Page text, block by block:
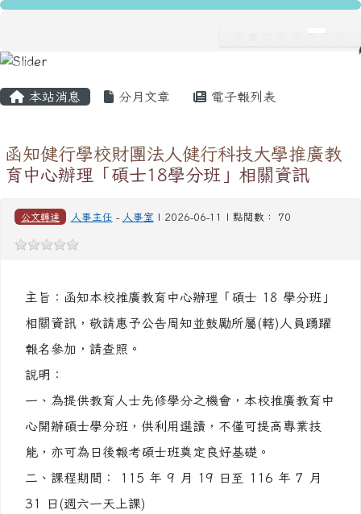
跳至主內容區
龍安國民小學
本站消息 分月文章 電子報列表
函知健行學校財團法人健行科技大學推廣教
育中心辦理「碩士18學分班」相關資訊
公文轉達 人事主任 - 人事室 | 2026-06-11 | 點閱數： 70
主旨：函知本校推廣教育中心辦理「碩士 18 學分班」
相關資訊，敬請惠予公告周知並鼓勵所屬(轄)人員踴躍
報名參加，請查照。
說明：
一、為提供教育人士先修學分之機會，本校推廣教育中
心開辦碩士學分班，供利用選讀，不僅可提高專業技
能，亦可為日後報考碩士班奠定良好基礎。
二、課程期間： 115 年 9 月 19 日至 116 年 7 月
31 日(週六一天上課)